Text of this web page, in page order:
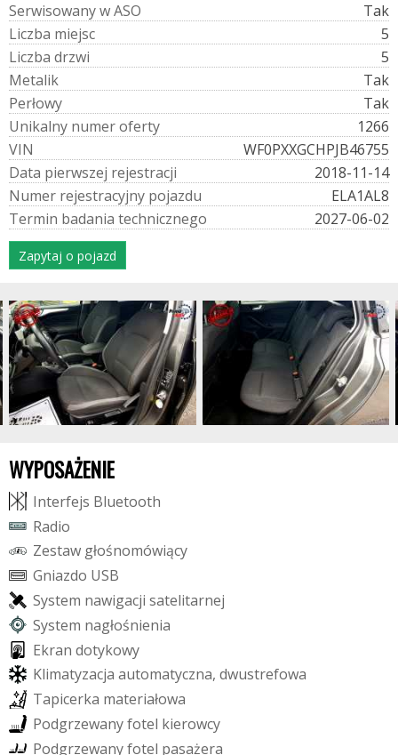
SerwisowanywASO
Tak
Liczba miejsc
5
Liczba drzwi
5
Metalik
Tak
Perłowy
Tak
Unikalny numeroferty
1266
VIN
WF0PXXGCHPJB46755
Data pierwszej rejestracji
2018-11-14
Numer rejestracyjny pojazdu
ELA1AL8
Termin badania technicznego 2027-06-02
Zapytaj o pojazd
WYPOSAŻENIE
Interfejs Bluetooth
Radio
Zestaw głośnomówiący
Gniazdo USB
System nawigacji satelitarnej
System nagłośnienia
Ekran dotykowy
Klimatyzacja automatyczna, dwustrefowa
Tapicerka materiałowa
Podgrzewanyfotel kierowcy
Podgrzewanyfotel pasażera